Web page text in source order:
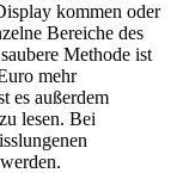
kommen oder
Bereiche des
Methode ist
mehr
es außerdem
lesen. Bei